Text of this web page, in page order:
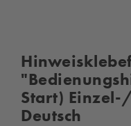
Start)
Deutsch